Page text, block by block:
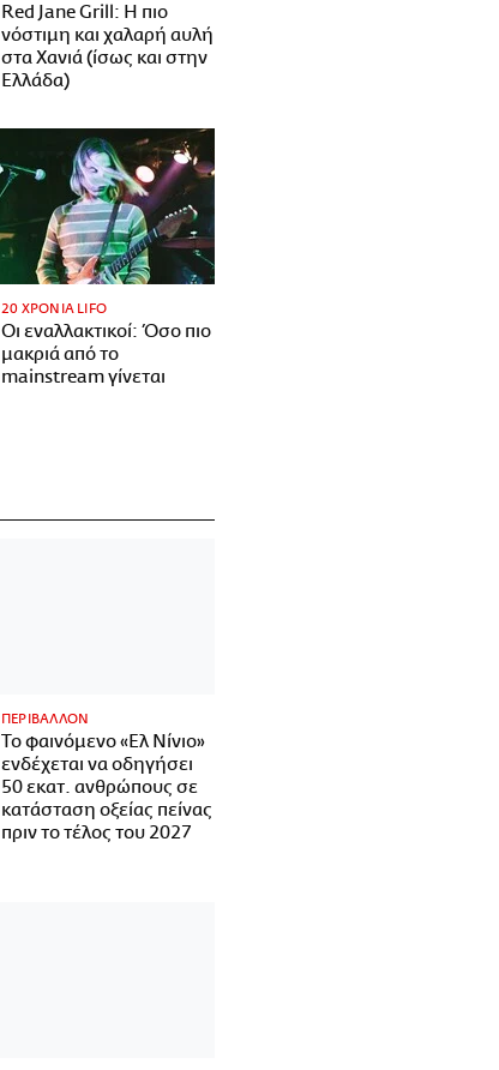
Red Jane Grill: Η πιο
νόστιμη και χαλαρή αυλή
στα Χανιά (ίσως και στην
Ελλάδα)
20 ΧΡΟΝΙΑ LIFO
Οι εναλλακτικοί: Όσο πιο
μακριά από το
mainstream γίνεται
ΠΕΡΙΒΑΛΛΟΝ
Το φαινόμενο «Ελ Νίνιο»
ενδέχεται να οδηγήσει
50 εκατ. ανθρώπους σε
κατάσταση οξείας πείνας
πριν το τέλος του 2027